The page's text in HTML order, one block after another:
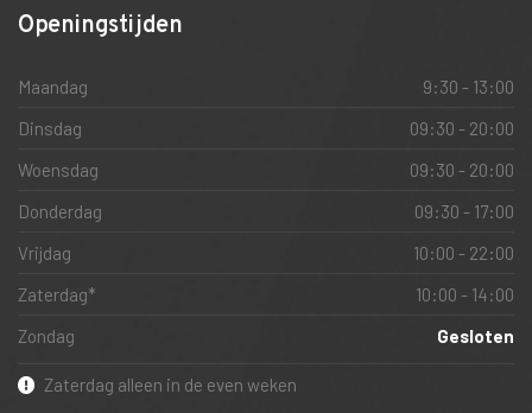
Openingstijden
Maandag
9:30 - 13:00
Dinsdag
09:30 - 20:00
Woensdag
09:30 - 20:00
Donderdag
09:30 - 17:00
Vrijdag
10:00 - 22:00
Zaterdag*
10:00 - 14:00
Zondag
Gesloten
Zaterdag alleen in de even weken